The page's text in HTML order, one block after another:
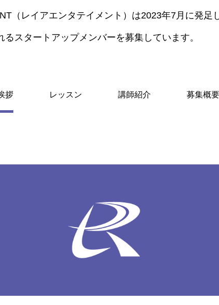
（レイアエンタテイメント）は2023年7月に発足
スタートアップメンバーを募集しています。
拶 レッスン 講師紹介 募集概要